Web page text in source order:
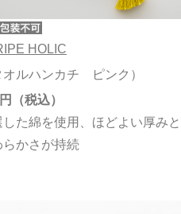
HOLIC
オルハンカチ ピンク）
した綿を使用、ほどよい厚みと
らかさが持続